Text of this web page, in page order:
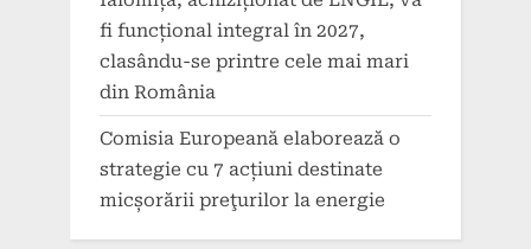
fi funcțional integral în 2027,
clasându-se printre cele mai mari
din România
Comisia Europeană elaborează o
strategie cu 7 acțiuni destinate
micșorării preţurilor la energie